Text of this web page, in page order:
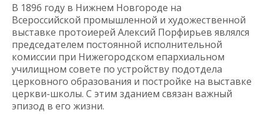
В 1896 году в Нижнем Новгороде на
Всероссийской промышленной и художественной
выставке протоиерей Алексий Порфирьев являлся
председателем постоянной исполнительной
комиссии при Нижегородском епархиальном
училищном совете по устройству подотдела
церковного образования и постройке на выставке
церкви-школы. С этим зданием связан важный
эпизод в его жизни.